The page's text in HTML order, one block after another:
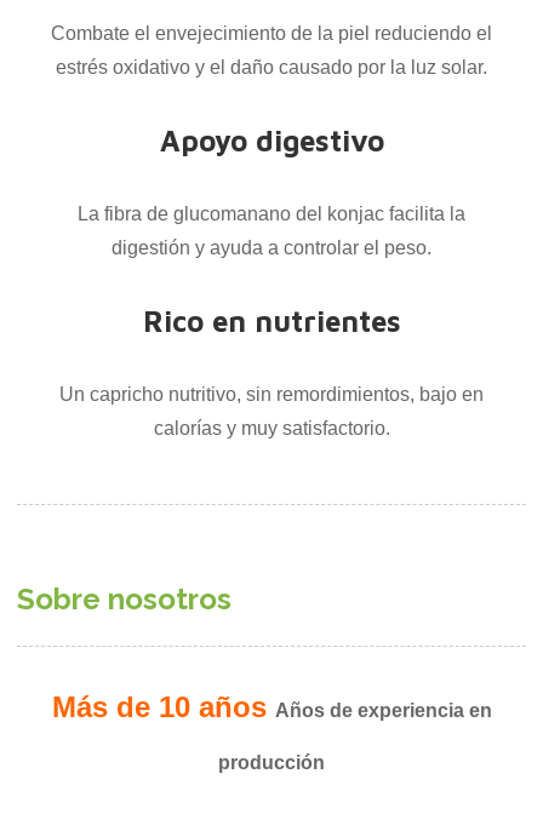
Combate el envejecimiento de la piel reduciendo el
estrés oxidativo y el daño causado por la luz solar.
Apoyo digestivo
La fibra de glucomanano del konjac facilita la
digestión y ayuda a controlar el peso.
Rico en nutrientes
Un capricho nutritivo, sin remordimientos, bajo en
calorías y muy satisfactorio.
Sobre nosotros
Más de 10 años Años de experiencia en
producción